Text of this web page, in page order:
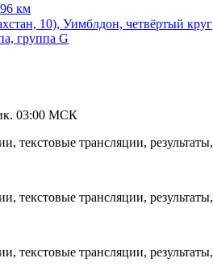
км
10), Уимблдон, четвёртый круг
группа G
03:00 МСК